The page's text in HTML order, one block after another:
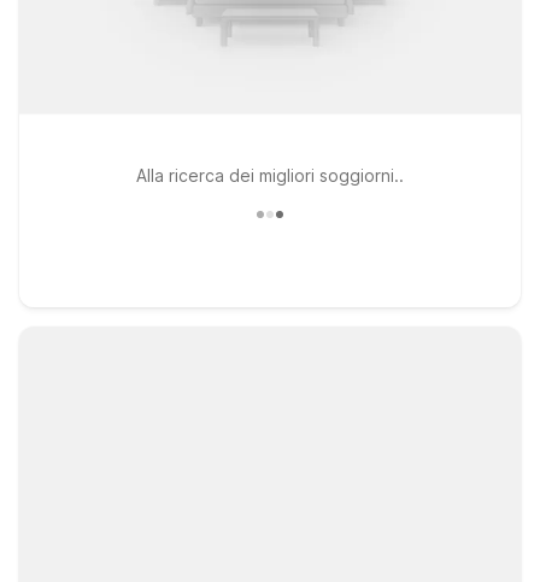
Alla ricerca dei migliori soggiorni..